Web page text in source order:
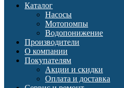
Каталог
Насосы
Мотопомпы
Водопонижение
Производители
О компании
Покупателям
Акции и скидки
Оплата и доставка